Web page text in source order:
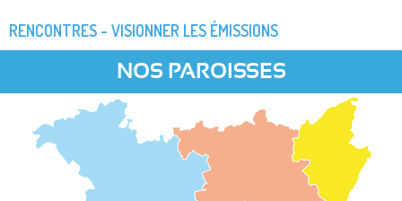
RENCONTRES - VISIONNER LES ÉMISSIONS
NOS PAROISSES